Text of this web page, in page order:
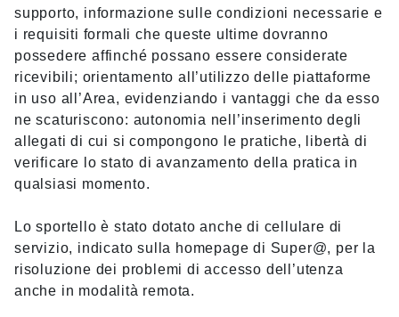
supporto, informazione sulle condizioni necessarie e
i requisiti formali che queste ultime dovranno
possedere affinché possano essere considerate
ricevibili; orientamento all’utilizzo delle piattaforme
in uso all’Area, evidenziando i vantaggi che da esso
ne scaturiscono: autonomia nell’inserimento degli
allegati di cui si compongono le pratiche, libertà di
verificare lo stato di avanzamento della pratica in
qualsiasi momento.
Lo sportello è stato dotato anche di cellulare di
servizio, indicato sulla homepage di Super@, per la
risoluzione dei problemi di accesso dell’utenza
anche in modalità remota.